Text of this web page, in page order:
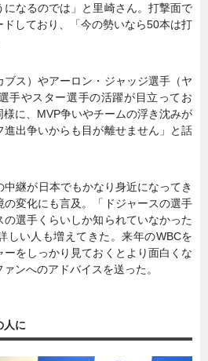
になるのでは」と里崎さん。打撃面で
しており、「今の勢いなら50本は打
ス）やアーロン・ジャッジ選手（ヤ
手やスター選手の活躍が目立ってお
様に、MVP争いやチームの浮き沈みが
出争いからも目が離せません」と話
中継が日本でもかなり身近になってき
の変化にも言及。「ドジャースの選手
選手くらいしか知られていなかった
しい人も増えてきた。来年のWBCを
をしっかり見ておくとより面白くな
ンへのアドバイスを送った。
人に